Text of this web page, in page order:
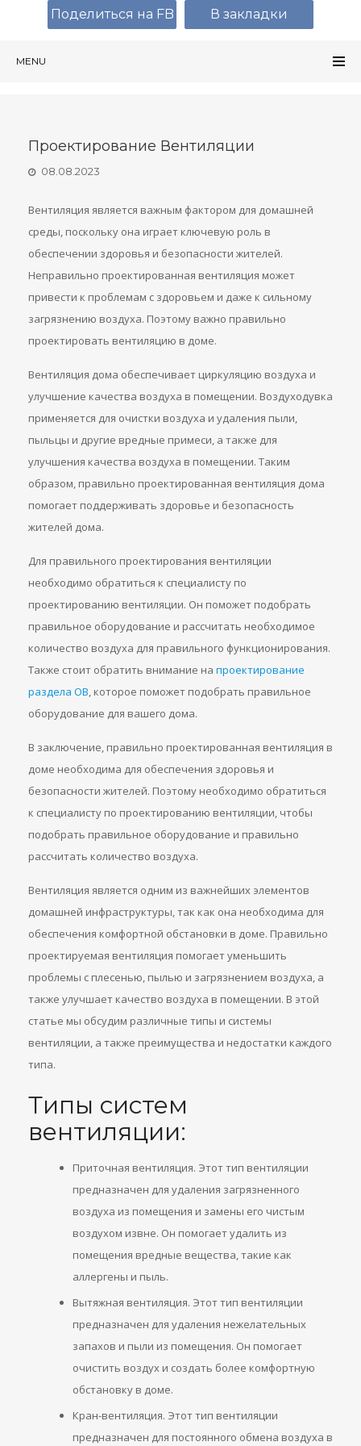
MENU
Проектирование Вентиляции
08.08.2023
Вентиляция является важным фактором для домашней
среды, поскольку она играет ключевую роль в
обеспечении здоровья и безопасности жителей.
Неправильно проектированная вентиляция может
привести к проблемам с здоровьем и даже к сильному
загрязнению воздуха. Поэтому важно правильно
проектировать вентиляцию в доме.
Вентиляция дома обеспечивает циркуляцию воздуха и
улучшение качества воздуха в помещении. Воздуходувка
применяется для очистки воздуха и удаления пыли,
пыльцы и другие вредные примеси, а также для
улучшения качества воздуха в помещении. Таким
образом, правильно проектированная вентиляция дома
помогает поддерживать здоровье и безопасность
жителей дома.
Для правильного проектирования вентиляции
необходимо обратиться к специалисту по
проектированию вентиляции. Он поможет подобрать
правильное оборудование и рассчитать необходимое
количество воздуха для правильного функционирования.
Также стоит обратить внимание на проектирование
раздела ОВ, которое поможет подобрать правильное
оборудование для вашего дома.
В заключение, правильно проектированная вентиляция в
доме необходима для обеспечения здоровья и
безопасности жителей. Поэтому необходимо обратиться
к специалисту по проектированию вентиляции, чтобы
подобрать правильное оборудование и правильно
рассчитать количество воздуха.
Вентиляция является одним из важнейших элементов
домашней инфраструктуры, так как она необходима для
обеспечения комфортной обстановки в доме. Правильно
проектируемая вентиляция помогает уменьшить
проблемы с плесенью, пылью и загрязнением воздуха, а
также улучшает качество воздуха в помещении. В этой
статье мы обсудим различные типы и системы
вентиляции, а также преимущества и недостатки каждого
типа.
Типы систем
вентиляции:
Приточная вентиляция. Этот тип вентиляции
предназначен для удаления загрязненного
воздуха из помещения и замены его чистым
воздухом извне. Он помогает удалить из
помещения вредные вещества, такие как
аллергены и пыль.
Вытяжная вентиляция. Этот тип вентиляции
предназначен для удаления нежелательных
запахов и пыли из помещения. Он помогает
очистить воздух и создать более комфортную
обстановку в доме.
Кран-вентиляция. Этот тип вентиляции
предназначен для постоянного обмена воздуха в
Поделиться на FB В закладки